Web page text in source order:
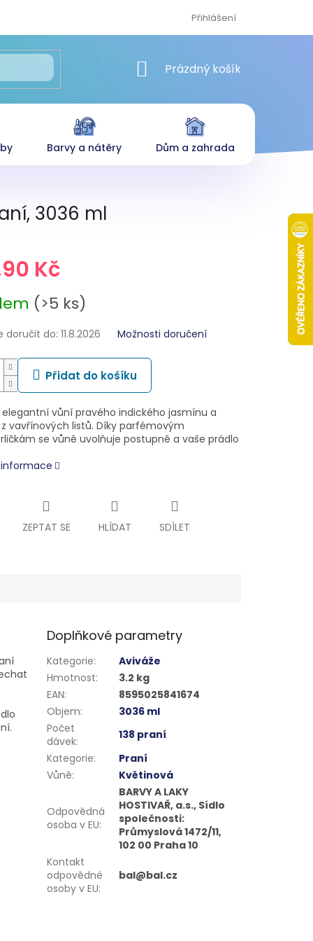
Přihlášení
NÁKUPNÍ KOŠÍK
Prázdný košík
Barvy a nátěry Dům a zahrada
3036 ml
Kč
(>5 ks)
doručit do: 11.8.2026 Možnosti doručení
Přidat do košíku
elegantní vůní pravého indického jasmínu a
vavřínových listů. Díky parfémovým
se vůně uvolňuje postupně a vaše prádlo
ZEPTAT SE HLÍDAT SDÍLET
Doplňkové parametry
Kategorie:
Aviváže
Hmotnost:
3.2 kg
EAN:
8595025841674
Objem:
3036 ml
Počet
dávek:
138 praní
Kategorie:
Praní
Vůně: Květinová
Odpovědná
osoba v EU:
BARVY A LAKY
HOSTIVAŘ, a.s., Sídlo
společnosti:
Průmyslová 1472/11,
102 00 Praha 10
Kontakt
odpovědné
osoby v EU:
bal@bal.cz